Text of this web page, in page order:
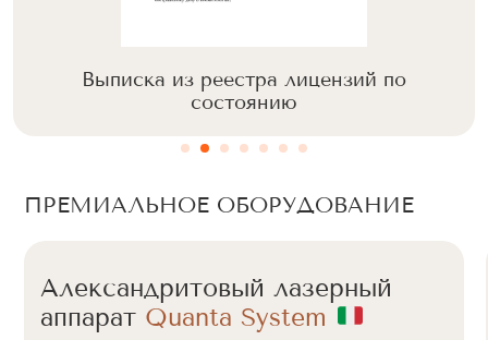
Выписка из реестра лицензий по
состоянию
ПРЕМИАЛЬНОЕ ОБОРУДОВАНИЕ
Александритовый лазерный
аппарат Quanta System